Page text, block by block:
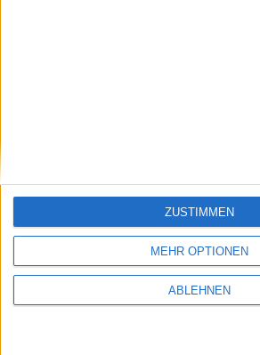
MEHR OPTIONEN
ABLEHNEN
ZUSTIMMEN
Get a Mac: Werbespots zur